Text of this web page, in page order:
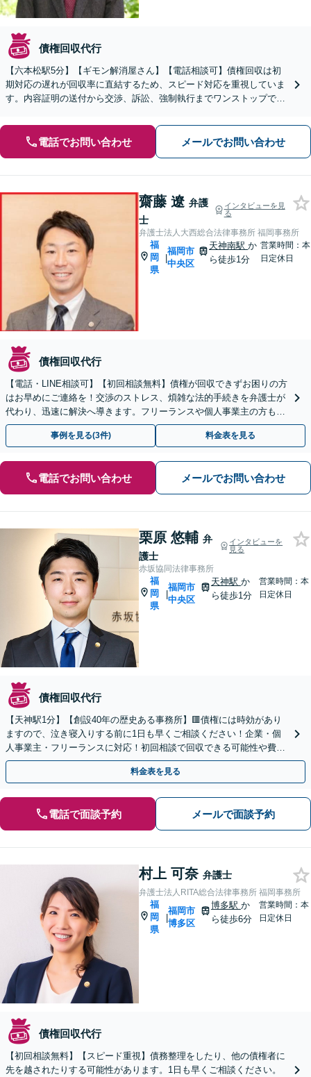
債権回収代行
【六本松駅5分】【ギモン解消屋さん】【電話相談可】債権回収は初
期対応の遅れが回収率に直結するため、スピード対応を重視していま
す。内容証明の送付から交渉、訴訟、強制執行までワンストップで対
電話でお問い合わせ メールでお問い合わせ
齋藤 遼 弁護
士
インタビューを見
る
弁護士法人大西総合法律事務所 福岡事務所
福
岡
県
|
福岡市
中央区
天神南駅か
ら徒歩1分
営業時間：本
日定休日
債権回収代行
【電話・LINE相談可】【初回相談無料】債権が回収できずお困りの方
はお早めにご連絡を！交渉のストレス、煩雑な法的手続きを弁護士が
代わり、迅速に解決へ導きます。フリーランスや個人事業主の方もご
相談ください【天神南駅直結】
事例を見る(3件) 料金表を見る
電話でお問い合わせ メールでお問い合わせ
栗原 悠輔 弁
護士
インタビューを
見る
赤坂協同法律事務所
福
岡
県
|
福岡市
中央区
天神駅 か
ら徒歩1分
営業時間：本
日定休日
債権回収代行
【天神駅1分】【創設40年の歴史ある事務所】🟥債権には時効があり
ますので、泣き寝入りする前に1日も早くご相談ください！企業・個
人事業主・フリーランスに対応！初回相談で回収できる可能性や費用
などをご説明します【夜間・休日対応可】
料金表を見る
電話で面談予約 メールで面談予約
村上 可奈 弁護士
弁護士法人RITA総合法律事務所 福岡事務所
福
岡
県
|
福岡市
博多区
博多駅 か
ら徒歩6分
営業時間：本
日定休日
債権回収代行
【初回相談無料】【スピード重視】債務整理をしたり、他の債権者に
先を越されたりする可能性があります。1日も早くご相談ください。